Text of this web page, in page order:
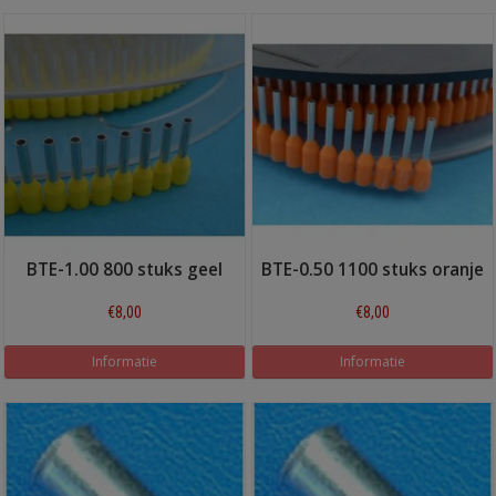
BTE-1.00 800 stuks geel
€8,00
Informatie
BTE-0.50 1100 stuks oranje
€8,00
Informatie